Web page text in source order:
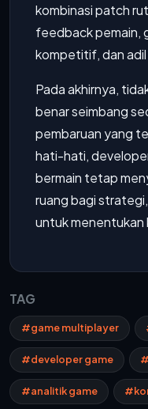
kombinasi patch
feedback pemain,
kompetitif, dan
Pada akhirnya,
benar seimbang
pembaruan yang
hati-hati,
bermain tetap
ruang bagi
untuk menentukan
TAG
#game multiplayer
#developer game
#analitik game